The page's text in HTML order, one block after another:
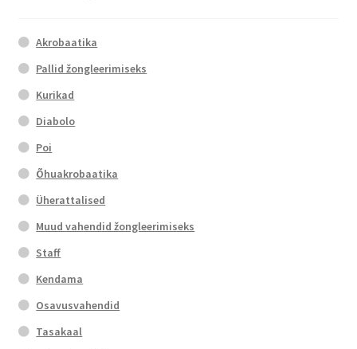
Akrobaatika
Pallid žongleerimiseks
Kurikad
Diabolo
Poi
Õhuakrobaatika
Üherattalised
Muud vahendid žongleerimiseks
Staff
Kendama
Osavusvahendid
Tasakaal